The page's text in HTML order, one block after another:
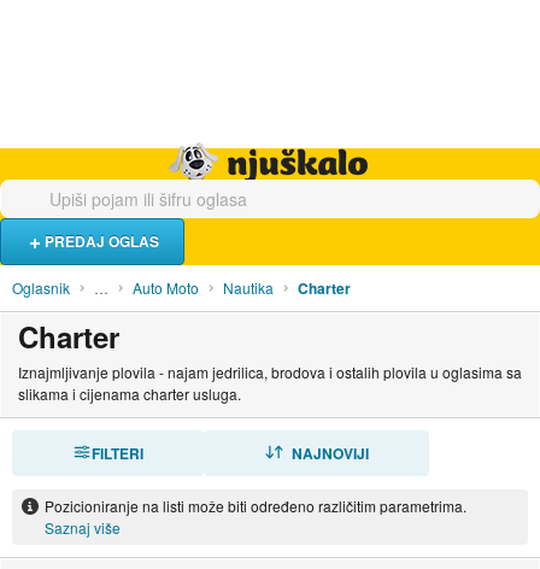
PREDAJ OGLAS
Oglasnik … Auto Moto Nautika Charter
Charter
Iznajmljivanje plovila - najam jedrilica, brodova i ostalih plovila u oglasima sa
slikama i cijenama charter usluga.
FILTERI NAJNOVIJI
Pozicioniranje na listi može biti određeno različitim parametrima.
Saznaj više